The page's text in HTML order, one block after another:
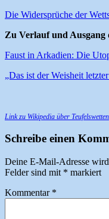
Die Widersprüche der
Zu Verlauf und Ausgang
Faust in Arkadien: Die
„Das ist der Weisheit
Link zu Wikipedia über Teufelswetten
Schreibe einen
Deine E-Mail-Adresse
Felder sind mit * markiert
Kommentar *